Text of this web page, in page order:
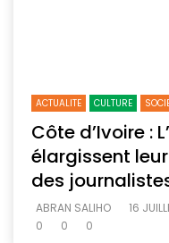
ACTUALITE CULTURE
Côte d’Ivoire :
élargissent
des
ABRAN SALIHO
16
0
0 0